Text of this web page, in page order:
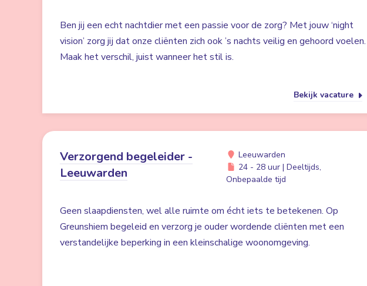
Ben jij een echt nachtdier met een passie voor de zorg? Met jouw ‘night
vision’ zorg jij dat onze cliënten zich ook ’s nachts veilig en gehoord voelen.
Maak het verschil, juist wanneer het stil is.
Bekijk vacature
Verzorgend begeleider -
Leeuwarden
Leeuwarden
24 - 28 uur | Deeltijds,
Onbepaalde tijd
Geen slaapdiensten, wel alle ruimte om écht iets te betekenen. Op
Greunshiem begeleid en verzorg je ouder wordende cliënten met een
verstandelijke beperking in een kleinschalige woonomgeving.